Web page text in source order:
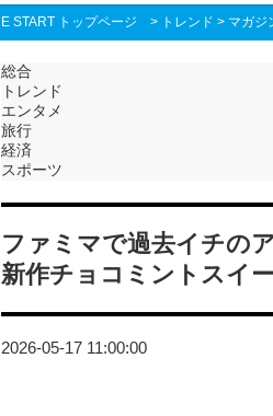
E START トップページ > トレンド > マガジ
総合
トレンド
エンタメ
旅行
経済
スポーツ
ファミマで過去イチの
新作チョコミントスイ
2026-05-17 11:00:00